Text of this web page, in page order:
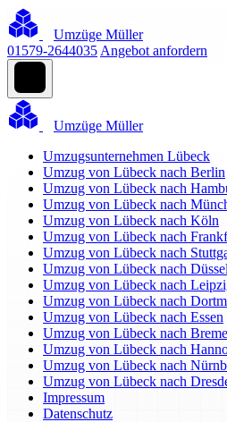
Umzüge Müller
01579-2644035 Angebot anfordern
Umzüge Müller
Umzugsunternehmen Lübeck
Umzug von Lübeck nach Berlin
Umzug von Lübeck nach
Umzug von Lübeck nach
Umzug von Lübeck nach Köln
Umzug von Lübeck nach
Umzug von Lübeck nach
Umzug von Lübeck nach
Umzug von Lübeck nach
Umzug von Lübeck nach
Umzug von Lübeck nach Essen
Umzug von Lübeck nach
Umzug von Lübeck nach
Umzug von Lübeck nach
Umzug von Lübeck nach
Impressum
Datenschutz